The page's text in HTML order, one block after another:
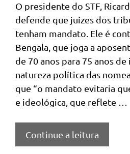
O presidente do STF,
defende que juízes dos
tenham mandato. Ele é
Bengala, que joga a
de 70 anos para 75 anos
natureza política das
que “o mandato evitaria
e ideológica, que reflete …
Continue a leitura